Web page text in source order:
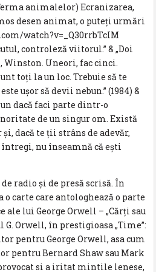
animalelor) Ecranizarea,
desen animat, o puteţi urmări
watch?v=_Q30rrbTcIM
controleză viitorul.” & „Doi
Winston. Uneori, fac cinci.
toţi la un loc. Trebuie să te
uşor să devii nebun.” (1984) &
dacă faci parte dintr-o
de un singur om. Există
dacă te ţii strâns de adevăr,
nu înseamnă că eşti
radio şi de presă scrisă. În
carte care antologhează o parte
lui George Orwell – „Cărţi sau
Orwell, în prestigioasa „Time”:
pentru George Orwell, asa cum
pentru Bernard Shaw sau Mark
si a iritat mintile lenese,